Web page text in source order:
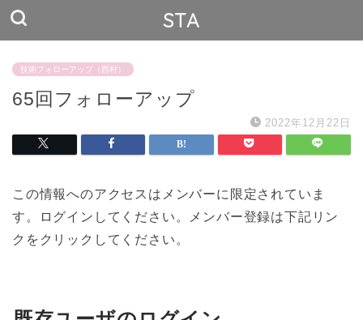
STA
技術フォローアップ（西村）
65回フォローアップ
2022年12月22日
この情報へのアクセスはメンバーに限定されていま
す。ログインしてください。メンバー登録は下記リン
クをクリックしてください。